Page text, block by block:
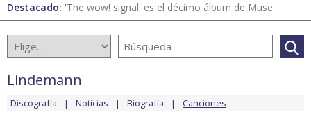
Destacado: 'The wow! signal' es el décimo álbum de Muse
Lindemann
Discografía Noticias Biografía Canciones